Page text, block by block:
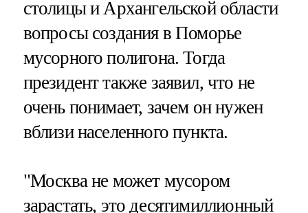
столицы и Архангельской области
вопросы создания в Поморье
мусорного полигона. Тогда
президент также заявил, что не
очень понимает, зачем он нужен
вблизи населенного пункта.
"Москва не может мусором
зарастать, это десятимиллионный